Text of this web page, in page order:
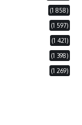
(1 858)
(1 597)
(1 421)
(1 398)
(1 269)